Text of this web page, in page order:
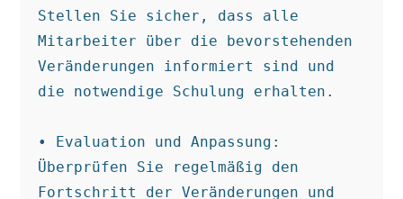
Stellen Sie sicher, dass alle
Mitarbeiter über die bevorstehenden
Veränderungen informiert sind und
die notwendige Schulung erhalten.
• Evaluation und Anpassung:
Überprüfen Sie regelmäßig den
Fortschritt der Veränderungen und